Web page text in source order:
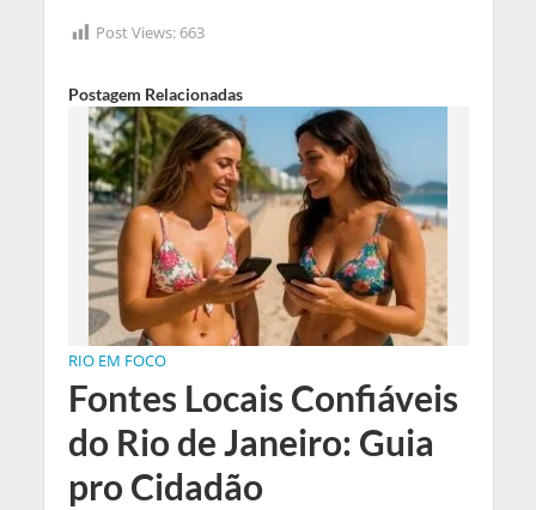
Post Views: 663
Postagem Relacionadas
RIO EM FOCO
Fontes Locais Confiáveis
do Rio de Janeiro: Guia
pro Cidadão